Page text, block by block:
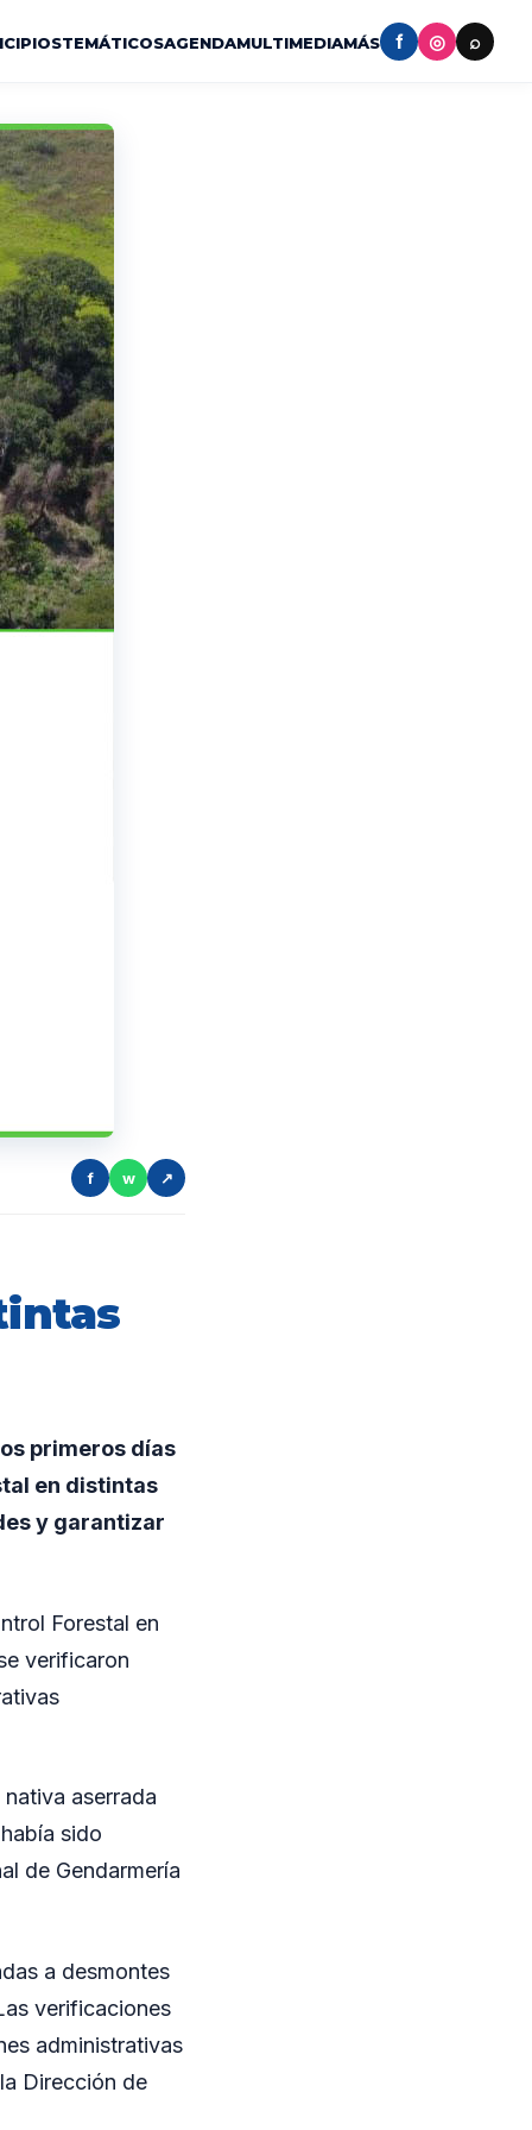
TEMÁTICOSAGENDAMULTIMEDIAMÁS f ◎ ⌕
f w ↗
primeros días
en distintas
y garantizar
Forestal en
verificaron
aserrada
sido
de Gendarmería
a desmontes
verificaciones
administrativas
Dirección de